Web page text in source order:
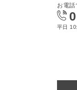
お電
平日